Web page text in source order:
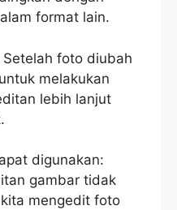
format lain.
foto diubah
melakukan
lebih lanjut
digunakan:
gambar tidak
mengedit foto